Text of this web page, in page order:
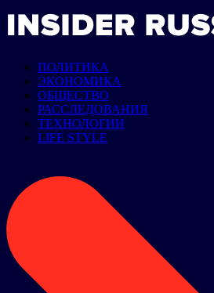
ПОЛИТИКА
ЭКОНОМИКА
ОБЩЕСТВО
РАССЛЕДОВАНИЯ
ТЕХНОЛОГИИ
LIFE STYLE